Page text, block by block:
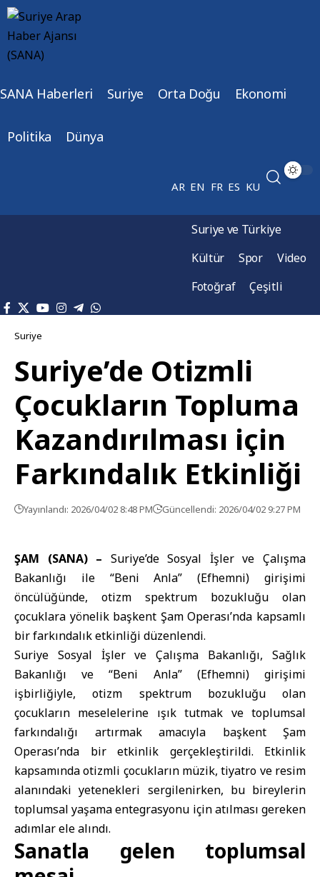
SANA Haberleri Suriye Orta Doğu Ekonomi
Politika Dünya
AR EN FR ES KU
Suriye ve Türkiye
Kültür
Spor
Video
Fotoğraf
Çeşitli
Suriye
Suriye’de Otizmli
Çocukların Topluma
Kazandırılması için
Farkındalık Etkinliği
Yayınlandı: 2026/04/02 8:48 PM Güncellendi: 2026/04/02 9:27 PM
ŞAM (SANA) – Suriye’de Sosyal İşler ve Çalışma
Bakanlığı ile “Beni Anla” (Efhemni) girişimi
öncülüğünde, otizm spektrum bozukluğu olan
çocuklara yönelik başkent Şam Operası’nda kapsamlı
bir farkındalık etkinliği düzenlendi.
Suriye Sosyal İşler ve Çalışma Bakanlığı, Sağlık
Bakanlığı ve “Beni Anla” (Efhemni) girişimi
işbirliğiyle, otizm spektrum bozukluğu olan
çocukların meselelerine ışık tutmak ve toplumsal
farkındalığı artırmak amacıyla başkent Şam
Operası’nda bir etkinlik gerçekleştirildi. Etkinlik
kapsamında otizmli çocukların müzik, tiyatro ve resim
alanındaki yetenekleri sergilenirken, bu bireylerin
toplumsal yaşama entegrasyonu için atılması gereken
adımlar ele alındı.
Sanatla gelen toplumsal